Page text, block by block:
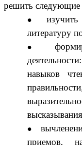
решить следующие
литературу
навыков
приемов,